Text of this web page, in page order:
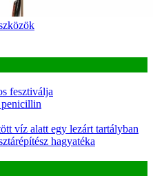
fesztiválja
penicillin
víz alatt egy lezárt tartályban
hagyatéka